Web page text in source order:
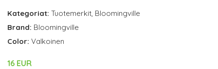
Kategoriat: Tuotemerkit, Bloomingville
Brand: Bloomingville
Color: Valkoinen
16 EUR